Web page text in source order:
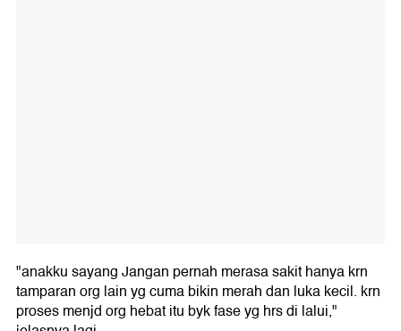
"anakku sayang Jangan pernah merasa sakit hanya krn
tamparan org lain yg cuma bikin merah dan luka kecil. krn
proses menjd org hebat itu byk fase yg hrs di lalui,"